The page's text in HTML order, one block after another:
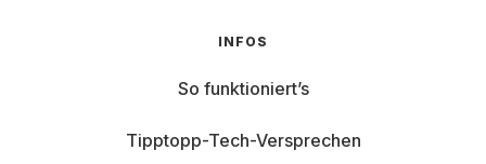
INFOS
So funktioniert’s
Tipptopp-Tech-Versprechen